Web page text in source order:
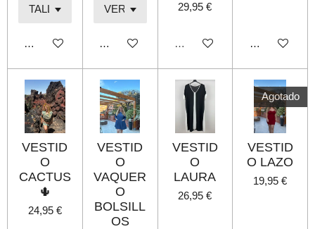
Añadir al carrito Añadir al carrito
29,95 €
Agotado Añadir al
VESTID
O
CACTUS
🌵
24,95 €
VESTID
O
VAQUER
O
BOLSILL
OS
VESTID
O
LAURA
26,95 €
Agotado
VESTID
O LAZO
19,95 €